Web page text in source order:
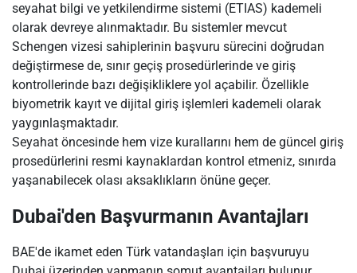
seyahat bilgi ve yetkilendirme sistemi (ETIAS) kademeli
olarak devreye alınmaktadır. Bu sistemler mevcut
Schengen vizesi sahiplerinin başvuru sürecini doğrudan
değiştirmese de, sınır geçiş prosedürlerinde ve giriş
kontrollerinde bazı değişikliklere yol açabilir. Özellikle
biyometrik kayıt ve dijital giriş işlemleri kademeli olarak
yaygınlaşmaktadır.
Seyahat öncesinde hem vize kurallarını hem de güncel giriş
prosedürlerini resmi kaynaklardan kontrol etmeniz, sınırda
yaşanabilecek olası aksaklıkların önüne geçer.
Dubai'den Başvurmanın Avantajları
BAE'de ikamet eden Türk vatandaşları için başvuruyu